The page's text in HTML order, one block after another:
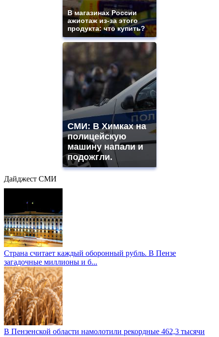
В магазинах России
ажиотаж из-за этого
продукта: что купить?
СМИ: В Химках на
полицейскую
машину напали и
подожгли.
Дайджест СМИ
Страна считает каждый оборонный рубль. В Пензе
загадочные миллионы и б...
В Пензенской области намолотили рекордные 462,3 тысячи